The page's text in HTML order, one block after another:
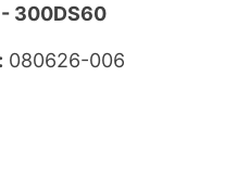
- 300DS60
080626-006